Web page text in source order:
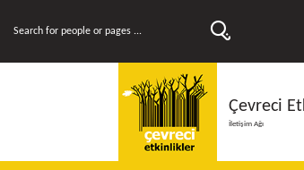
Çevreci
İletişim Ağı